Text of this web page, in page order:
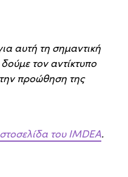
αυτή τη σημαντική
τον αντίκτυπο
προώθηση της
του IMDEA.